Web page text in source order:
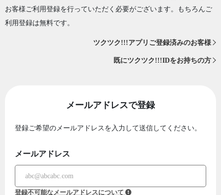
お客様ご利用登録を行っていただく必要がございます。もちろんご
利用登録は無料です。
ツクツク!!!アプリご登録済みのお客様
既にツクツク!!!IDをお持ちの方
メールアドレスで登録
登録ご希望のメールアドレスを入力して送信してください。
メールアドレス
登録不可能なメールアドレスについて